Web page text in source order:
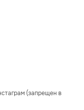
(запрещен в